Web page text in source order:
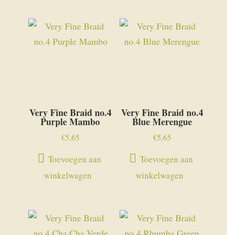
Very Fine Braid no.4
Purple Mambo
€5,65
Toevoegen aan
winkelwagen
Very Fine Braid no.4
Blue Merengue
€5,65
Toevoegen aan
winkelwagen